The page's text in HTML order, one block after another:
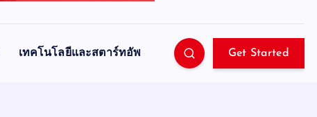
เทคโนโลยีและสตาร์ทอัพ Get Started